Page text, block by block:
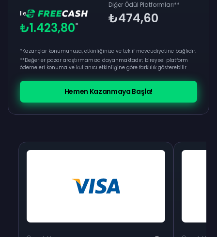
Ile
₺1.423,80*
Diğer Ödül Platformları**
₺474,60
*Kazançlar konumunuza, etkinliğinize ve teklif mevcudiyetine bağlıdır.
**Değerler pazar araştırmamıza dayanmaktadır; bireysel platform
ödemeleri konuma ve kullanıcı etkinliğine göre farklılık gösterebilir
Hemen Kazanmaya Başla!